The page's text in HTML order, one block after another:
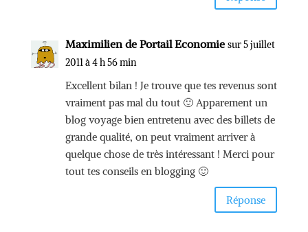
Maximilien de Portail Economie sur 5 juillet
2011 à 4 h 56 min
Excellent bilan ! Je trouve que tes revenus sont
vraiment pas mal du tout 🙂 Apparement un
blog voyage bien entretenu avec des billets de
grande qualité, on peut vraiment arriver à
quelque chose de très intéressant ! Merci pour
tout tes conseils en blogging 🙂
Réponse